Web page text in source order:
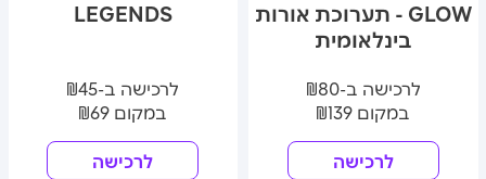
LEGENDS
לרכישה ב-₪45
במקום ₪69
לרכישה
GLOW - תערוכת אורות
בינלאומית
לרכישה ב-₪80
במקום ₪139
לרכישה